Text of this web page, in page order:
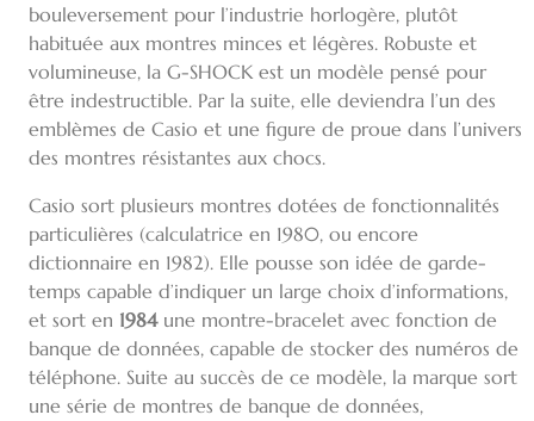
bouleversement pour l’industrie horlogère, plutôt
habituée aux montres minces et légères. Robuste et
volumineuse, la G-SHOCK est un modèle pensé pour
être indestructible. Par la suite, elle deviendra l’un des
emblèmes de Casio et une figure de proue dans l’univers
des montres résistantes aux chocs.
Casio sort plusieurs montres dotées de fonctionnalités
particulières (calculatrice en 1980, ou encore
dictionnaire en 1982). Elle pousse son idée de garde-
temps capable d’indiquer un large choix d’informations,
et sort en 1984une montre-bracelet avec fonction de
banque de données, capable de stocker des numéros de
téléphone. Suite au succès de ce modèle, la marque sort
une série de montres de banque de données,